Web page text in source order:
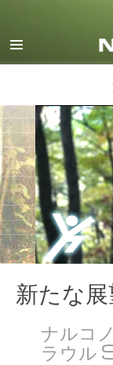
新たな
ナルコ
ラウル